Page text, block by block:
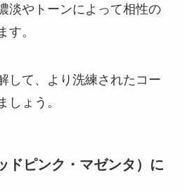
淡やトーンによって相性の
す。
して、より洗練されたコー
しょう。
ドピンク・マゼンタ）に